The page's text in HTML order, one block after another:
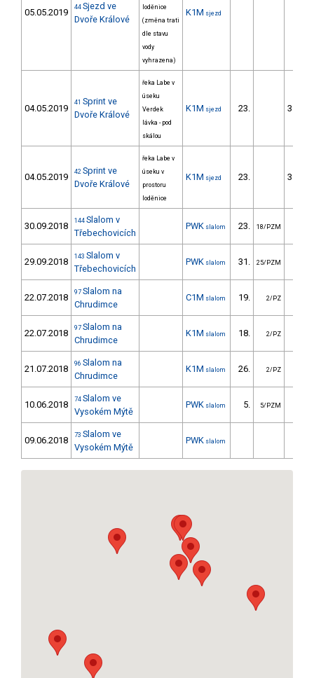
05.05.2019 44 Sjezd ve
Dvoře Králové
loděnice
(změna trati
dle stavu
vody
vyhrazena)
K1M sjezd
04.05.2019
41 Sprint ve
Dvoře Králové
řeka Labe v
úseku
Verdek
lávka - pod
skálou
K1M sjezd 23.
04.05.2019 42 Sprint ve
Dvoře Králové
řeka Labe v
úseku v
prostoru
loděnice
K1M sjezd 23.
30.09.2018 144 Slalom v
Třebechovicích
PWK slalom 23. 18/PZM
29.09.2018 143 Slalom v
Třebechovicích
PWK slalom 31. 25/PZM
22.07.2018 97 Slalom na
Chrudimce
C1M slalom 19. 2/PZ
22.07.2018 97 Slalom na
Chrudimce
K1M slalom 18. 2/PZ
21.07.2018 96 Slalom na
Chrudimce
K1M slalom 26. 2/PZ
10.06.2018 74 Slalom ve
Vysokém Mýtě
PWK slalom 5. 5/PZM
09.06.2018 73 Slalom ve
Vysokém Mýtě
PWK slalom